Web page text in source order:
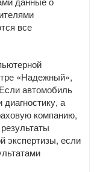
все
«Надежный»,
автомобиль
а
компанию,
экспертизы, если